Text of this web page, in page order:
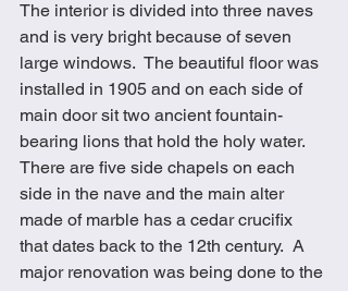
The interior is divided into three naves
and is very bright because of seven
large windows.  The beautiful floor was
installed in 1905 and on each side of
main door sit two ancient fountain-
bearing lions that hold the holy water.
There are five side chapels on each
side in the nave and the main alter
made of marble has a cedar crucifix
that dates back to the 12th century.  A
major renovation was being done to the